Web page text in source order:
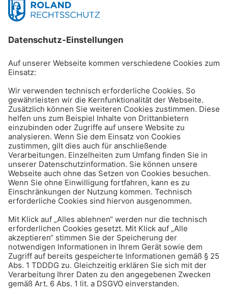
Reisen & Verkehr
Winterreifenpflicht & -
wechsel: das ist zu
beachten
Reisen & Verkehr